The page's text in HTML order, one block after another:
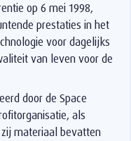
op 6 mei 1998,
prestaties in het
voor dagelijks
van leven voor de
door de Space
als
zij materiaal bevatten